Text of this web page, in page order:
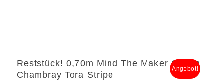
Reststück! 0,70m Mind The Maker Cotton
Chambray Tora Stripe
Angebot!